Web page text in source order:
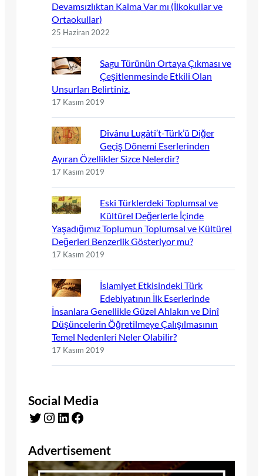
Devamsızlıktan Kalma Var mı (İlkokullar ve
Ortaokullar)
25 Haziran 2022
Sagu Türünün Ortaya Çıkması ve
Çeşitlenmesinde Etkili Olan
Unsurları Belirtiniz.
17 Kasım 2019
Dîvânu Lugâti’t-Türk’ü Diğer
Geçiş Dönemi Eserlerinden
Ayıran Özellikler Sizce Nelerdir?
17 Kasım 2019
Eski Türklerdeki Toplumsal ve
Kültürel Değerlerle İçinde
Yaşadığımız Toplumun Toplumsal ve Kültürel
Değerleri Benzerlik Gösteriyor mu?
17 Kasım 2019
İslamiyet Etkisindeki Türk
Edebiyatının İlk Eserlerinde
İnsanlara Genellikle Güzel Ahlakın ve Dinî
Düşüncelerin Öğretilmeye Çalışılmasının
Temel Nedenleri Neler Olabilir?
17 Kasım 2019
Social Media
Twitter Instagram LinkedIn Facebook
Advertisement